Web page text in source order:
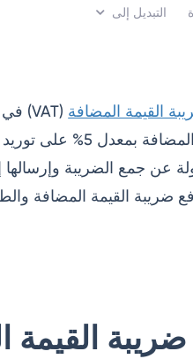
التبديل إلى
القيمة المضافة
مصادر الإيرادات. تُفرض
القيمة المضافة
ضريبة القيمة